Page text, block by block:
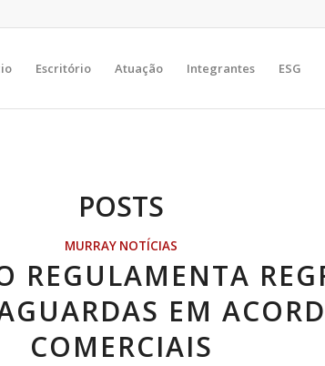
Escritório Atuação Integrantes ESG
POSTS
MURRAY NOTÍCIAS
REGULAMENTA
EM
COMERCIAIS